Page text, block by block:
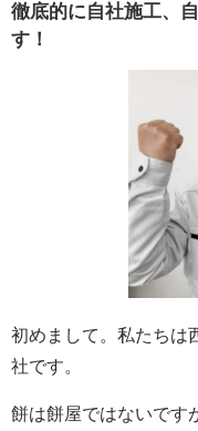
徹底的に自社施工、
す！
初めまして。私たちは
社です。
餅は餅屋ではないです